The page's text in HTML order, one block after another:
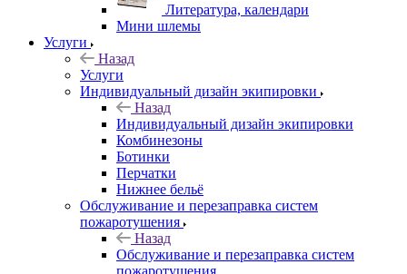
Литература, календари
Мини шлемы
Услуги
Назад
Услуги
Индивидуальный дизайн экипировки
Назад
Индивидуальный дизайн экипировки
Комбинезоны
Ботинки
Перчатки
Нижнее бельё
Обслуживание и перезаправка систем
пожаротушения
Назад
Обслуживание и перезаправка систем
пожаротушения